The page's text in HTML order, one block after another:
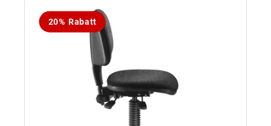
20% Rabatt